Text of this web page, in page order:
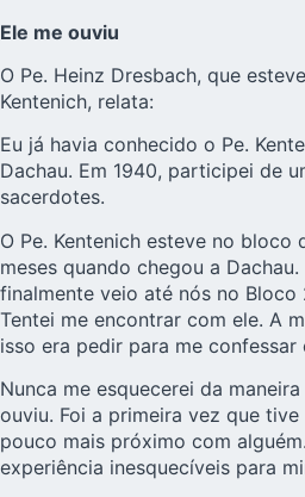
Ele me ouviu
O Pe. Heinz Dresbach, que
Kentenich, relata:
Eu já havia conhecido o Pe.
Dachau. Em 1940, participei de
sacerdotes.
O Pe. Kentenich esteve no bloco
meses quando chegou a
finalmente veio até nós no Bloco
Tentei me encontrar com ele. A
isso era pedir para me confessar
Nunca me esquecerei da
ouviu. Foi a primeira vez que
pouco mais próximo com
experiência inesquecíveis para